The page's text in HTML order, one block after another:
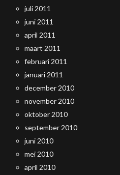
juli 2011
juni 2011
april 2011
maart 2011
februari 2011
januari 2011
december 2010
november 2010
oktober 2010
september 2010
juni 2010
mei 2010
april 2010